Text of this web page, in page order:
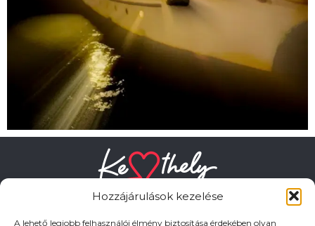
Hozzájárulások kezelése
A lehető legjobb felhasználói élmény biztosítása érdekében olyan